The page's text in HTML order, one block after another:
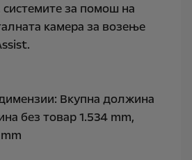
за помош на
камера за возење
Вкупна должина
без товар 1.534 mm,